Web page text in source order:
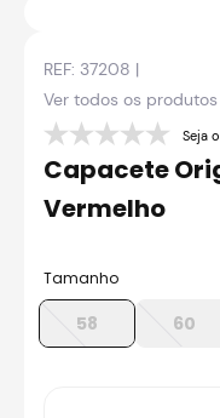
4º fw3
5 º capacete ls2
7 º
9º capacete aberto
race tech
REF: 37208 |
Ver todos os produtos
Seja
Capacete
Vermelho
Tamanho
58 60